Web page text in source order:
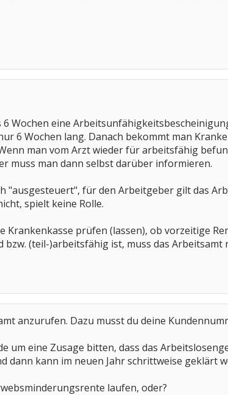
Wochen eine
6 Wochen lang. Danach bekommt man
man vom Arzt wieder für arbeitsfähig
muss man dann selbst darüber informieren.
"ausgesteuert", für den Arbeitgeber gilt das
spielt keine Rolle.
prüfen (lassen), ob vorzeitige
(teil-)arbeitsfähig ist, muss das Arbeitsamt
anzurufen. Dazu musst du deine
um eine Zusage bitten, dass das
dann kann im neuen Jahr schrittweise geklärt
laufen, oder?